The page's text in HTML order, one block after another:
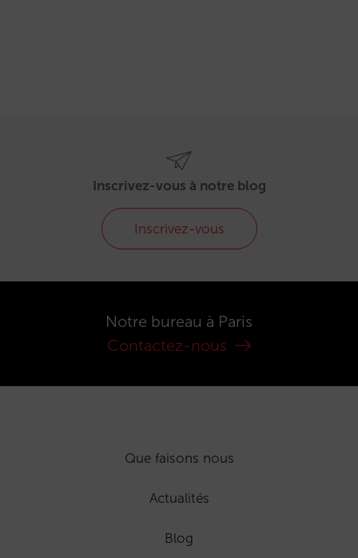
Inscrivez-vous à notre blog
Inscrivez-vous
Notre bureau à Paris
Contactez-nous
Que faisons nous
Actualités
Blog